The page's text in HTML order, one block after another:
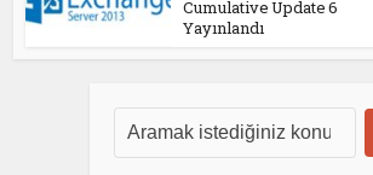
Cumulative Update 6
Yayınlandı